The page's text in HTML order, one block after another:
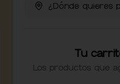
¿Dónde quieres
Tu
Los productos que